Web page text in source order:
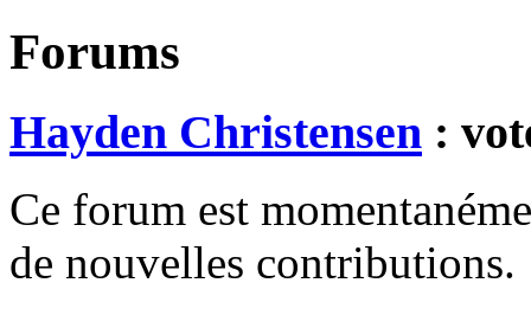
Forums
Hayden Christensen :
Ce forum est
de nouvelles contributions.